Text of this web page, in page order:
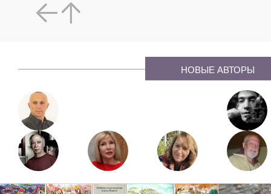
НОВЫЕ АВТОРЫ